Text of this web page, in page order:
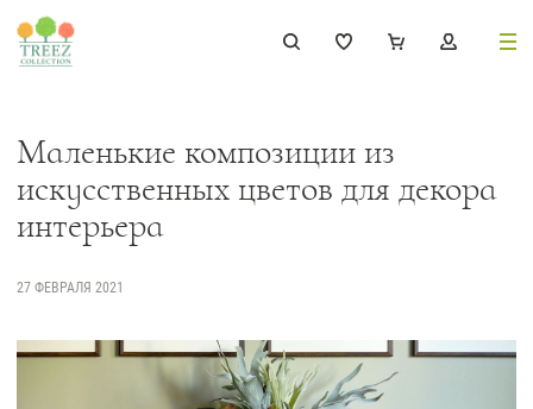
Деревья
Растения, кусты, мох и трава 221
Маленькие композиции из
искусственных цветов для декора
интерьера
27 ФЕВРАЛЯ 2021